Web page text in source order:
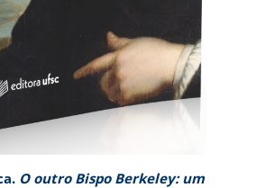
O outro Bispo Berkeley: um